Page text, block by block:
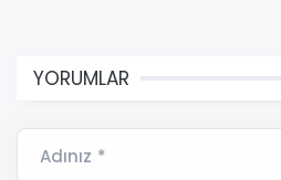
YORUMLAR
Adınız *